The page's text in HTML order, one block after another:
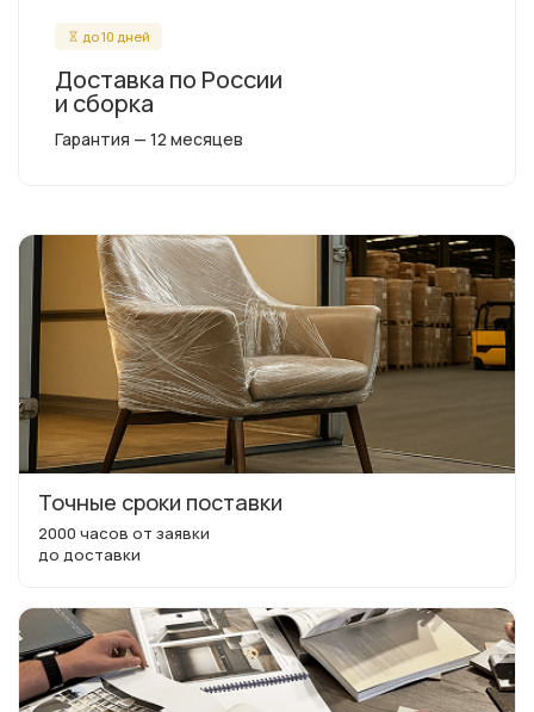
до 10 дней
Доставка по России
и сборка
Гарантия — 12 месяцев
Точные сроки поставки
2000 часов от заявки
до доставки